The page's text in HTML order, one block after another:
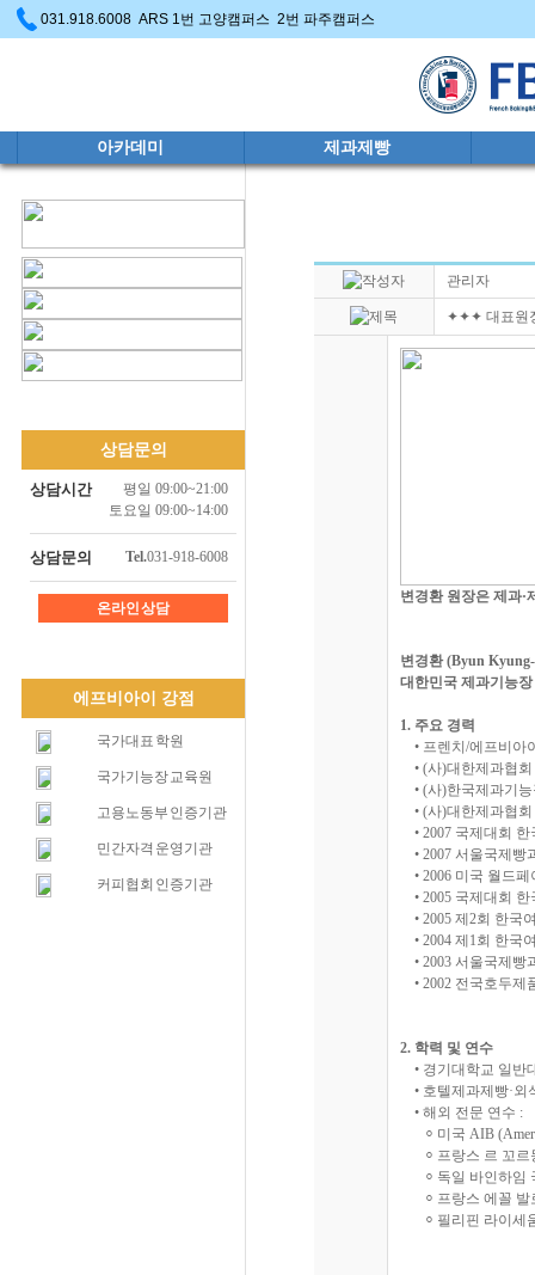
031.918.6008 ARS 1번 고양캠퍼스 2번 파주캠퍼스
아카데미 제과제빵
상담문의
상담시간
평일 09:00~21:00
토요일 09:00~14:00
상담문의 Tel.031-918-6008
온라인 상담
에프비아이 강점
국가대표 학원
국가기능장 교육원
고용노동부 인증기관
민간자격 운영기관
커피협회 인증기관
관리자
✦✦✦ 대표원
변경환 원장은 제과
변경환 (Byun
대한민국 제과기능
1. 주요 경력
• 프렌치/에프비아
• (사)대한제과협
• (사)한국제과기
• (사)대한제과협
• 2007 국제대회
• 2007 서울국제빵
• 2006 미국 월드
• 2005 국제대회
• 2005 제2회 한국
• 2004 제1회 한국
• 2003 서울국제빵
• 2002 전국호두제
2. 학력 및 연수
• 경기대학교 일반
• 호텔제과제빵·외
• 해외 전문 연수 :
⸰ 미국 AIB
⸰ 프랑스 르 꼬르
⸰ 독일 바인하임 국
⸰ 프랑스 에꼴 발로
⸰ 필리핀 라이세움